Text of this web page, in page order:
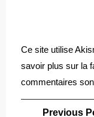
Ce site utilise
savoir plus sur la
commentaires
Navigation
Previous